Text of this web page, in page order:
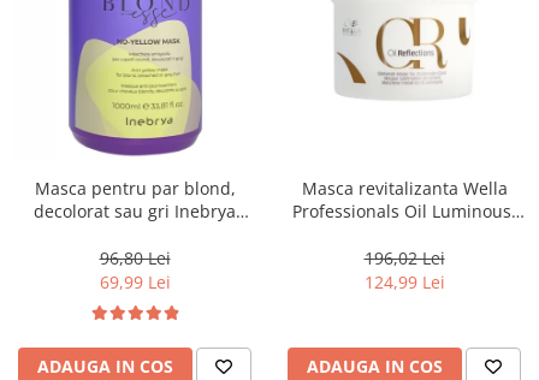
Masca pentru par blond,
decolorat sau gri Inebrya
96,80 Lei
69,99 Lei
ADAUGA IN COS
Masca revitalizanta Wella
Professionals Oil Luminous,
196,02 Lei
124,99 Lei
ADAUGA IN COS